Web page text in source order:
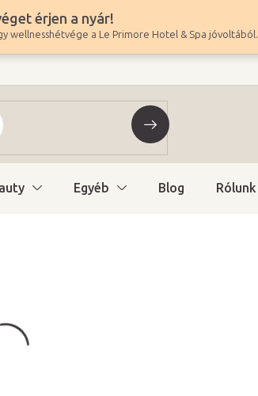
érjen a nyár!
wellnesshétvége a Le Primore Hotel & Spa jóvoltából.
Egyéb Blog Rólunk
Raktáron (24ó kiszállítás)